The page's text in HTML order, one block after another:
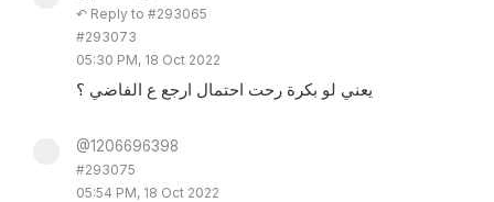
↶ Reply to #293065
#293073
05:30 PM, 18 Oct 2022
يعني لو بكرة رحت احتمال ارجع ع الفاضي ؟
@1206696398
#293075
05:54 PM, 18 Oct 2022